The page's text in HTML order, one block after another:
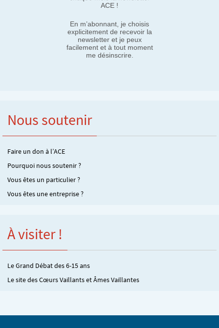
ACE !
En m’abonnant, je choisis
explicitement de recevoir la
newsletter et je peux
facilement et à tout moment
me désinscrire.
Nous soutenir
Faire un don à l’ACE
Pourquoi nous soutenir ?
Vous êtes un particulier ?
Vous êtes une entreprise ?
À visiter !
Le Grand Débat des 6-15 ans
Le site des Cœurs Vaillants et Âmes Vaillantes